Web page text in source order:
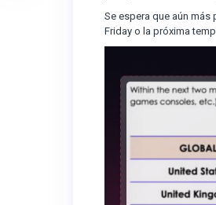
Se espera que aún
Friday o la próxima